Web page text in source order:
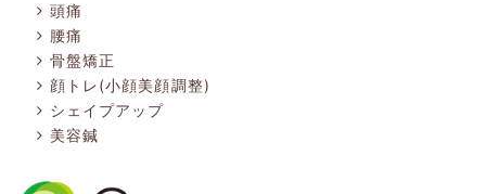
頭痛
腰痛
骨盤矯正
顔トレ(小顔美顔調整)
シェイプアップ
美容鍼